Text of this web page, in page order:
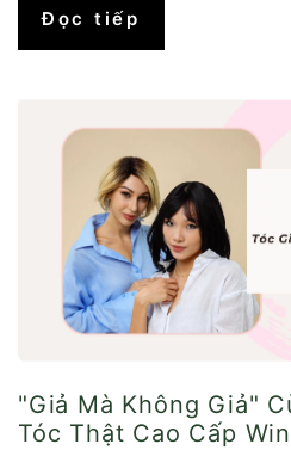
Đọc tiếp
"Giả Mà Không Giả"
Tóc Thật Cao Cấp